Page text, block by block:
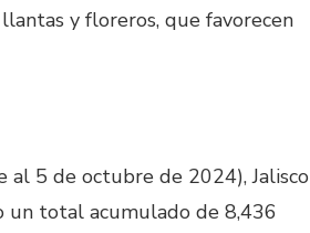
y floreros, que favorecen
al 5 de octubre de 2024), Jalisco
un total acumulado de 8,436